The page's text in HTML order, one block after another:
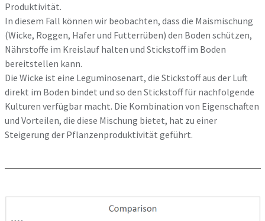
Produktivität.
In diesem Fall können wir beobachten, dass die Maismischung
(Wicke, Roggen, Hafer und Futterrüben) den Boden schützen,
Nährstoffe im Kreislauf halten und Stickstoff im Boden
bereitstellen kann.
Die Wicke ist eine Leguminosenart, die Stickstoff aus der Luft
direkt im Boden bindet und so den Stickstoff für nachfolgende
Kulturen verfügbar macht. Die Kombination von Eigenschaften
und Vorteilen, die diese Mischung bietet, hat zu einer
Steigerung der Pflanzenproduktivität geführt.